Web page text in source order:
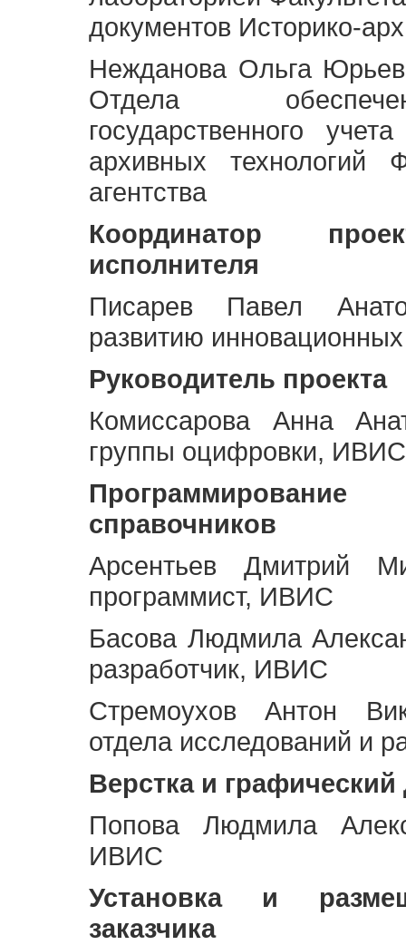
документов Историко-
Нежданова Ольга
Отдела
государственного
архивных технологий
агентства
Координатор
исполнителя
Писарев Павел
развитию
Руководитель проекта
Комиссарова Анна
группы оцифровки, ИВИС
Программирование
справочников
Арсентьев Дмитрий
программист, ИВИС
Басова Людмила
разработчик, ИВИС
Стремоухов Антон
отдела исследований и
Верстка и графический
Попова Людмила
ИВИС
Установка и
заказчика